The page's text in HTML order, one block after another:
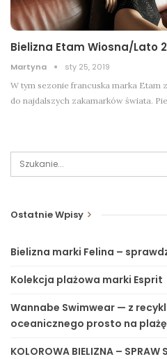
Bielizna Etam Wiosna/Lato
Martyna sty 25, 2019
W tym sezonie francuska marka Etam
do najdalszych zakamarków świata.
Ostatnie Wpisy
Bielizna marki Felina –
Kolekcja plażowa marki Esprit
Wannabe Swimwear — z
oceanicznego prosto na plażę
KOLOROWA BIELIZNA – SPRAW